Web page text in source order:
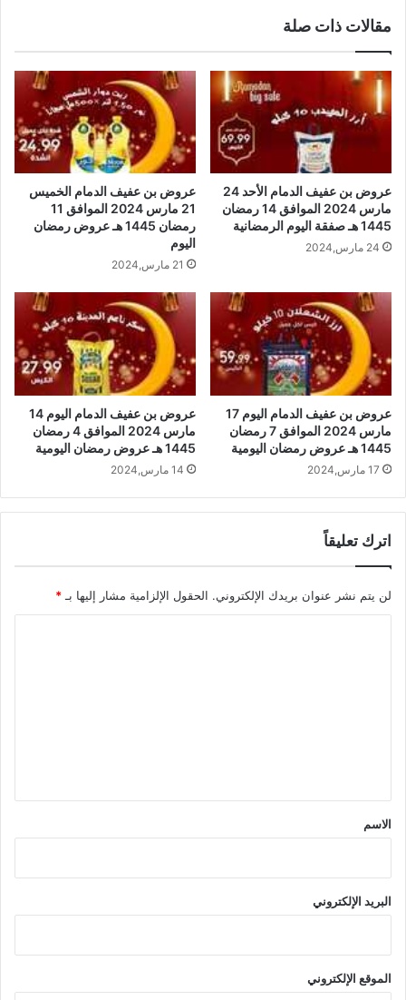
مقالات ذات صلة
عروض بن عفيف الدمام الأحد 24
مارس 2024 الموافق 14 رمضان
1445 هـ صفقة اليوم الرمضانية
24 مارس,2024
عروض بن عفيف الدمام الخميس
21 مارس 2024 الموافق 11
رمضان 1445 هـ عروض رمضان
اليوم
21 مارس,2024
عروض بن عفيف الدمام اليوم 17
مارس 2024 الموافق 7 رمضان
1445 هـ عروض رمضان اليومية
17 مارس,2024
عروض بن عفيف الدمام اليوم 14
مارس 2024 الموافق 4 رمضان
1445 هـ عروض رمضان اليومية
14 مارس,2024
اترك تعليقاً
لن يتم نشر عنوان بريدك الإلكتروني. الحقول الإلزامية مشار إليها بـ *
*
الاسم
البريد الإلكتروني
الموقع الإلكتروني